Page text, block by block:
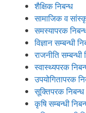
शैक्षिक निबन्ध
सामाजिक व
समस्यापरक
विज्ञान सम्बन्धी
राजनीति सम्बन्धी
स्वास्थ्यपरक
उपयोगितापरक
सूक्तिपरक निबन्ध
कृषि सम्बन्धी